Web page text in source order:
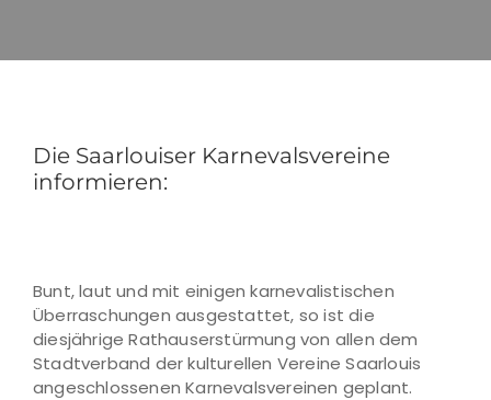
Die Saarlouiser Karnevalsvereine
informieren:
Bunt, laut und mit einigen karnevalistischen
Überraschungen ausgestattet, so ist die
diesjährige Rathauserstürmung von allen dem
Stadtverband der kulturellen Vereine Saarlouis
angeschlossenen Karnevalsvereinen geplant.